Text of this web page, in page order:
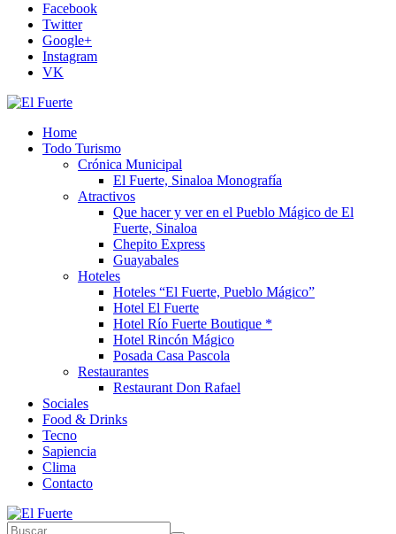
Facebook
Twitter
Google+
Instagram
VK
Home
Todo Turismo
Crónica Municipal
El Fuerte, Sinaloa Monografía
Atractivos
Que hacer y ver en el Pueblo Mágico de El
Fuerte, Sinaloa
Chepito Express
Guayabales
Hoteles
Hoteles “El Fuerte, Pueblo Mágico”
Hotel El Fuerte
Hotel Río Fuerte Boutique *
Hotel Rincón Mágico
Posada Casa Pascola
Restaurantes
Restaurant Don Rafael
Sociales
Food & Drinks
Tecno
Sapiencia
Clima
Contacto